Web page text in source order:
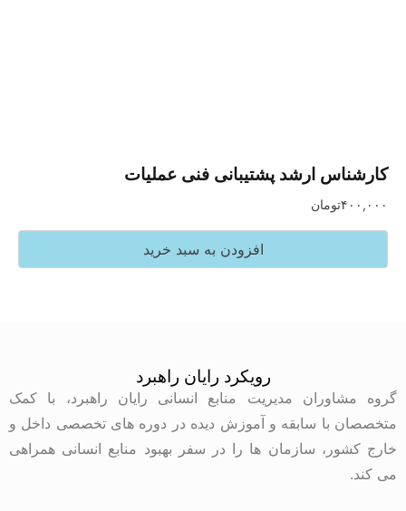
ارشد پشتیبانی فنی عملیات
تومان
افزودن به سبد خرید
رویکرد رایان راهبرد
مدیریت منابع انسانی رایان راهبرد، با کمک
با سابقه و آموزش دیده در دوره های تخصصی داخل و
سازمان ها را در سفر بهبود منابع انسانی همراهی